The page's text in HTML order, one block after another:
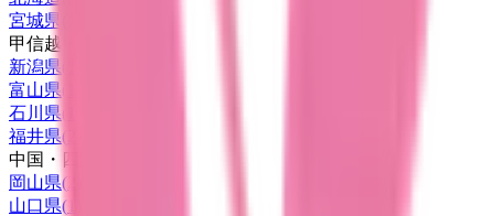
宮城県
甲信越・北陸
新潟県
富山県
石川県
福井県(
中国・四国
岡山県(
山口県(